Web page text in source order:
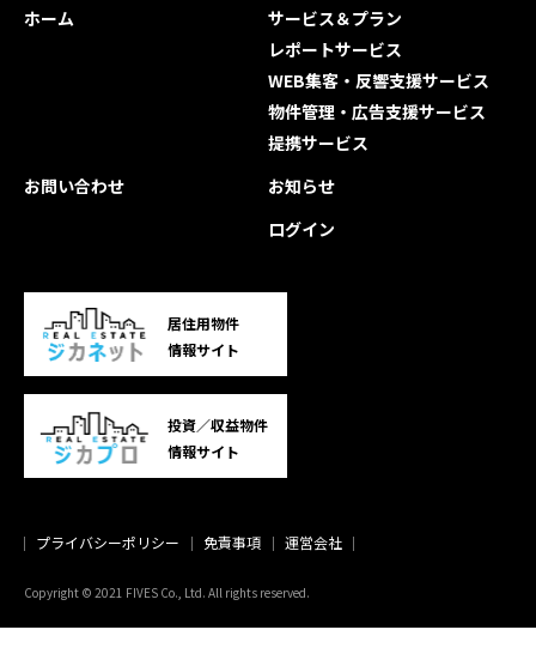
ホーム
サービス＆プラン
レポートサービス
WEB集客・反響支援サービス
物件管理・広告支援サービス
提携サービス
お問い合わせ
お知らせ
ログイン
居住用物件
情報サイト
投資／収益物件
情報サイト
プライバシーポリシー 免責事項 運営会社
Copyright © 2021 FIVES Co., Ltd. All rights reserved.